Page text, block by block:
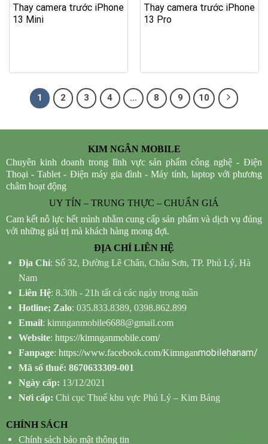
Thay camera trước iPhone
13 Mini
Thay camera trước iPhone
13 Pro
1 2 3 4 … 8 9 10
KIM NGÂN MOBILE
Chuyên kinh doanh trong lĩnh vực sản phẩm công nghệ - Điện
Thoại - Tablet - Điện máy gia đình - Máy tính, laptop với phương
châm hoạt động
UY TÍN – TRUNG THỰC – CHUẨN GIÁ
Cam kết nỗ lực hết mình nhằm cung cấp sản phẩm và dịch vụ đúng
với những giá trị mà khách hàng mong đợi.
ĐỊA CHỈ LIÊN HỆ
Địa Chỉ: Số 32, Đường Lê Chân, Châu Sơn, TP. Phủ Lý, Hà
Nam
Liên Hệ: 8.30h - 21h tất cả các ngày trong tuần
Hotline; Zalo: 035.833.8389, 0398.862.899
Email: kimnganmobile6688@gmail.com
Website: https://kimnganmobile.com/
Fanpage: https://www.facebook.com/Kimnganmobilehanam/
Mã số thuế: 8670633309-001
Ngày cấp: 13/12/2021
Nơi cấp: Chi cục Thuế khu vực Phủ Lý – Kim Bảng
CHÍNH SÁCH
Chính sách bảo mật thông tin